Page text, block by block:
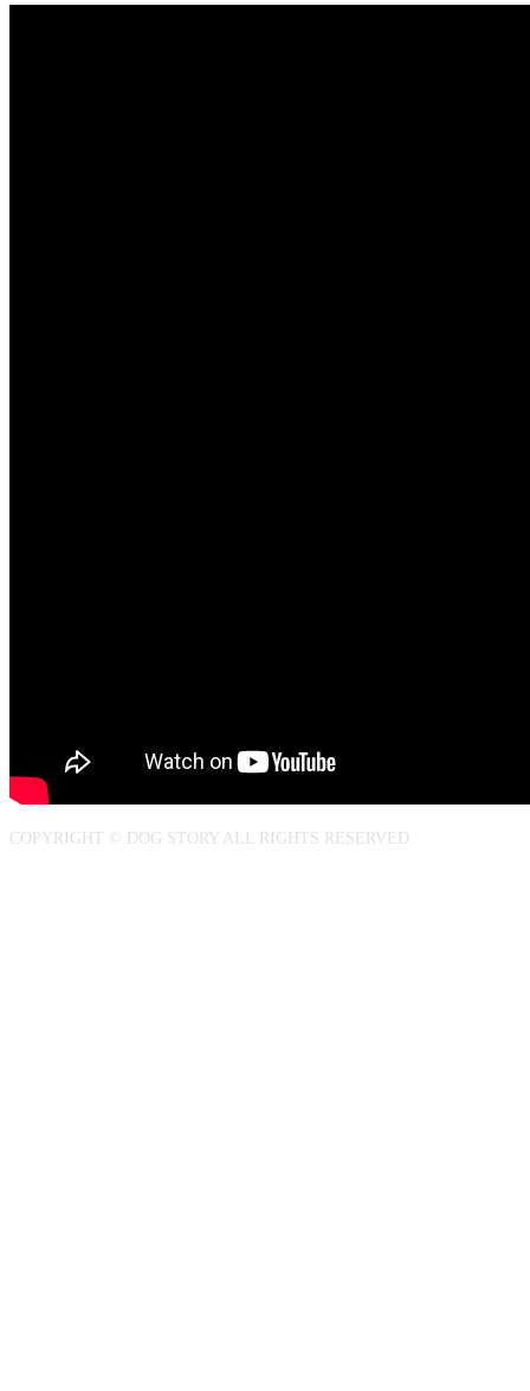
COPYRIGHT © DOG STORY ALL RIGHTS RESERVED.